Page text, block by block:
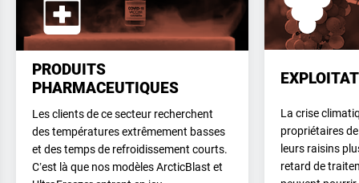
PRODUITS
PHARMACEUTIQUES
Les clients de ce secteur recherchent
des températures extrêmement basses
et des temps de refroidissement courts.
C’est là que nos modèles ArcticBlast et
La crise
propriétaires
leurs raisins
retard de